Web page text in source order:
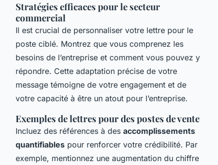
Stratégies efficaces pour le secteur
commercial
Il est crucial de personnaliser votre lettre pour le
poste ciblé. Montrez que vous comprenez les
besoins de l’entreprise et comment vous pouvez y
répondre. Cette adaptation précise de votre
message témoigne de votre engagement et de
votre capacité à être un atout pour l’entreprise.
Exemples de lettres pour des postes de vente
Incluez des références à des accomplissements
quantifiables pour renforcer votre crédibilité. Par
exemple, mentionnez une augmentation du chiffre